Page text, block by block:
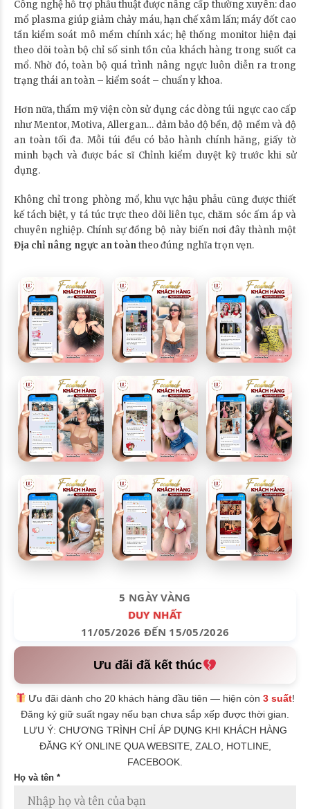
Công nghệ hỗ trợ phẫu thuật được nâng cấp thường xuyên: dao
mổ plasma giúp giảm chảy máu, hạn chế xâm lấn; máy đốt cao
tần kiểm soát mô mềm chính xác; hệ thống monitor hiện đại
theo dõi toàn bộ chỉ số sinh tồn của khách hàng trong suốt ca
mổ. Nhờ đó, toàn bộ quá trình nâng ngực luôn diễn ra trong
trạng thái an toàn – kiểm soát – chuẩn y khoa.
Hơn nữa, thẩm mỹ viện còn sử dụng các dòng túi ngực cao cấp
như Mentor, Motiva, Allergan… đảm bảo độ bền, độ mềm và độ
an toàn tối đa. Mỗi túi đều có bảo hành chính hãng, giấy tờ
minh bạch và được bác sĩ Chỉnh kiểm duyệt kỹ trước khi sử
dụng.
Không chỉ trong phòng mổ, khu vực hậu phẫu cũng được thiết
kế tách biệt, y tá túc trực theo dõi liên tục, chăm sóc ấm áp và
chuyên nghiệp. Chính sự đồng bộ này biến nơi đây thành một
Địa chỉ nâng ngực an toàntheo đúng nghĩa trọn vẹn.
5 NGÀY VÀNG
DUY NHẤT
11/05/2026 ĐẾN 15/05/2026
Ưu đãi đã kết thúc
Ưu đãi dành cho 20 khách hàng đầu tiên — hiện còn3 suất!
Đăng ký giữ suất ngay nếu bạn chưa sắp xếp được thời gian.
LƯU Ý: CHƯƠNG TRÌNH CHỈ ÁP DỤNG KHI KHÁCH HÀNG
ĐĂNG KÝ ONLINE QUA WEBSITE, ZALO, HOTLINE,
FACEBOOK.
Họ và tên *